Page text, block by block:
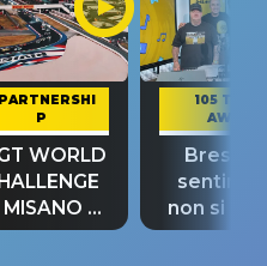
P
GT WORLD
MISANO si
105 TAKE
AWAY
Bresh:
non si
fino alla